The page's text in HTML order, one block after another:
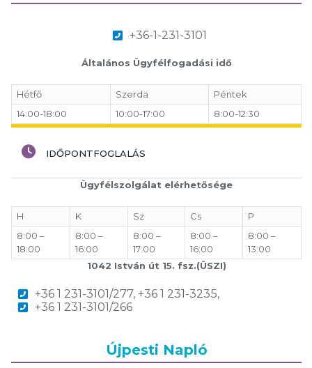
+36-1-231-3101
Általános Ügyfélfogadási idő
Hétfő Szerda
Péntek
14:00-18:00
10:00-17:00 8:00-12:30
IDŐPONTFOGLALÁS
Ügyfélszolgálat elérhetősége
H K Sz Cs
P
8:00 –
18:00
8:00 –
16:00
8:00 –
17:00
8:00 –
16:00
8:00 –
13:00
1042 István út 15. fsz.(ÜSZI)
+36 1 231-3101/277, +36 1 231-3235,
+36 1 231-3101/266
Újpesti Napló